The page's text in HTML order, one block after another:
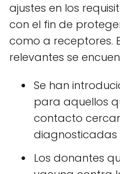
ajustes en los
con el fin de
como a receptores.
relevantes se
Se han
para aquellos
contacto
diagnosticadas
Los donantes